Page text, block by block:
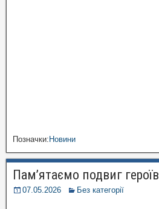
Позначки:Новини
Пам’ятаємо подвиг героїв
07.05.2026 Без категорії